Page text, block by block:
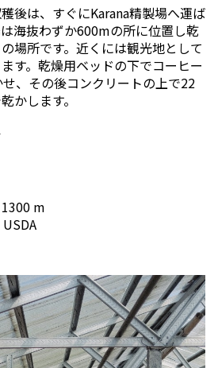
後は、すぐにKarana精製場へ運ば
海抜わずか600mの所に位置し乾
場所です。近くには観光地として
す。乾燥用ベッドの下でコーヒー
、その後コンクリートの上で22
かします。
1300 m